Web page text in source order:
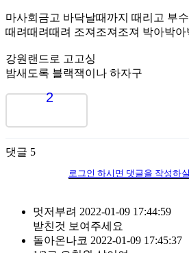
마사회금고 바닥날때까지 때리고 부
때려때려때려 조져조져조져 박아박아
강원랜드로 고고싱
밤새도록 블랙잭이나 하자구
2
댓글 5
로그인 하시면 댓글을 작성하
멋저부려 2022-01-09 17:44:59
받친것 보여주세요
돌아온나코 2022-01-09 17:45:37